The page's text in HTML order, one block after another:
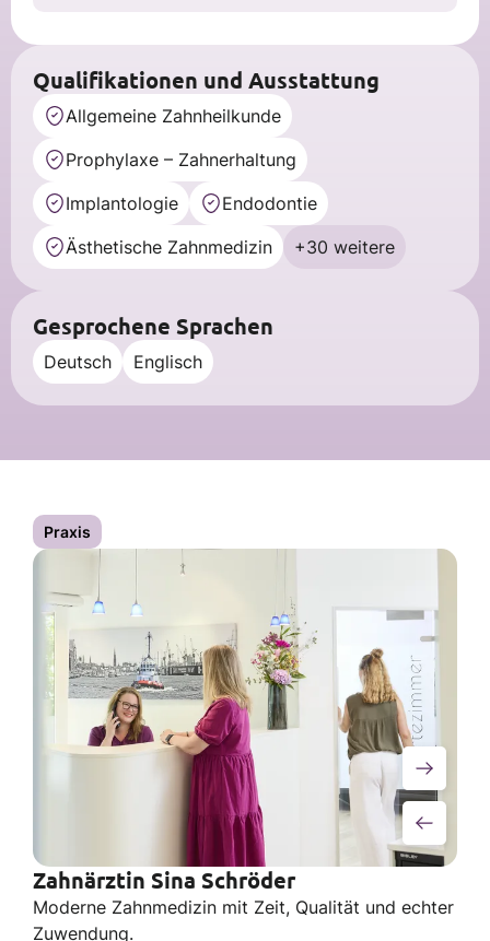
Qualifikationen und Ausstattung
Allgemeine Zahnheilkunde
Prophylaxe – Zahnerhaltung
Implantologie
Endodontie
Ästhetische Zahnmedizin
+30 weitere
Gesprochene Sprachen
Deutsch Englisch
Praxis
Zahnärztin Sina Schröder
Moderne Zahnmedizin mit Zeit, Qualität und echter
Zuwendung.